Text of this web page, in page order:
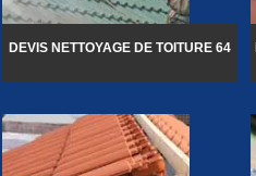
DEVIS NETTOYAGE DE TOITURE 64